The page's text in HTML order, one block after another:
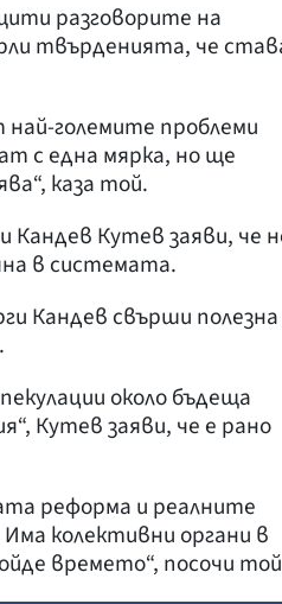
разговорите на
твърденията, че
големите проблеми
с една мярка, но ще
каза той.
Кандев Кутев заяви, че
в системата.
Кандев свърши полезна
около бъдеща
Кутев заяви, че е рано
реформа и реалните
колективни органи в
времето“, посочи